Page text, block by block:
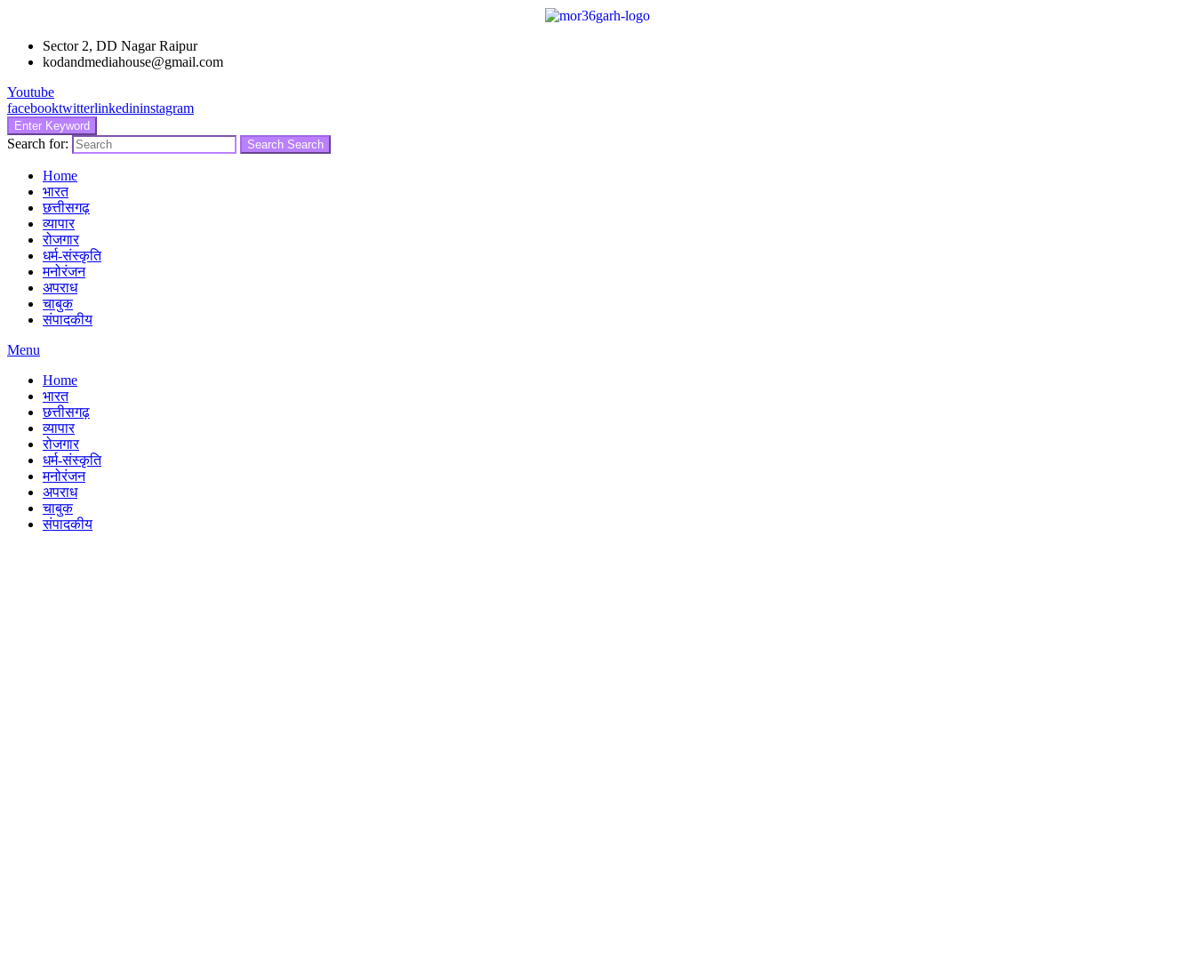
Sector 2, DD Nagar Raipur
kodandmediahouse@gmail.com
Youtube
facebooktwitterlinkedininstagram
Enter Keyword
Search for: Search Search
Home
भारत
छत्तीसगढ़
व्यापार
रोजगार
धर्म-संस्कृति
मनोरंजन
अपराध
चाबुक
संपादकीय
Menu
Home
भारत
छत्तीसगढ़
व्यापार
रोजगार
धर्म-संस्कृति
मनोरंजन
अपराध
चाबुक
संपादकीय